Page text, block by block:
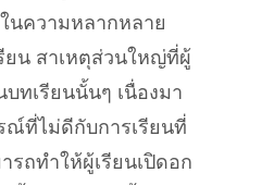
ในความหลากหลาย
ยน สาเหตุส่วนใหญ่ที่ผู้
บทเรียนนั้นๆ เนื่องมา
ณ์ที่ไม่ดีกับการเรียนที่
รถทำให้ผู้เรียนเปิดอก